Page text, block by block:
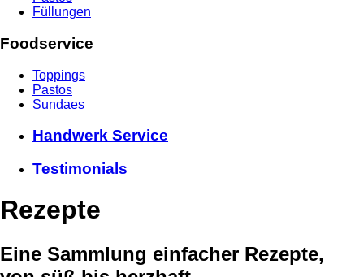
Füllungen
Foodservice
Toppings
Pastos
Sundaes
Handwerk Service
Testimonials
Rezepte
Eine Sammlung einfacher Rezepte,